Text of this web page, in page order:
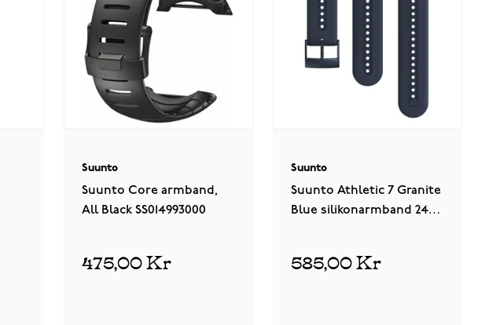
Suunto
Suunto Core armband,
All Black SS014993000
475,00 Kr
Suunto
Suunto Athletic 7 Granite
Blue silikonarmband 24
585,00 Kr